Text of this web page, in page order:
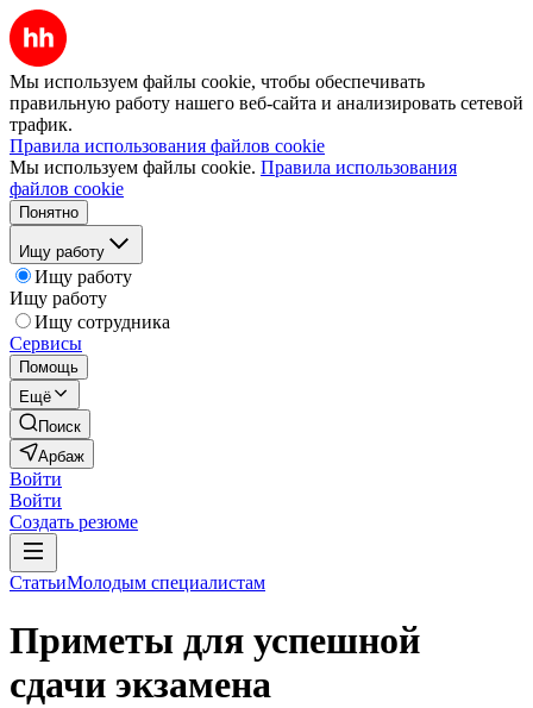
Мы используем файлы cookie, чтобы обеспечивать
правильную работу нашего веб-сайта и анализировать сетевой
трафик.
Правила использования файлов cookie
Мы используем файлы cookie. Правила использования
файлов cookie
Понятно
Ищу работу
Ищу работу
Ищу работу
Ищу сотрудника
Сервисы
Помощь
Ещё
Поиск
Арбаж
Войти
Войти
Создать резюме
СтатьиМолодым специалистам
Приметы для успешной
сдачи экзамена